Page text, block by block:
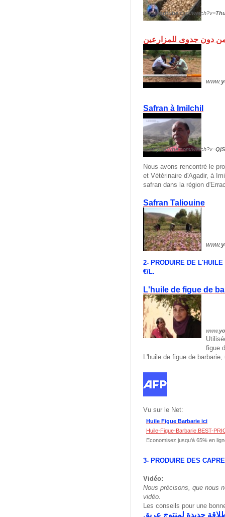
www.youtube.com/watch?v=
www.
Safran à Imilchil
www.youtube.com/watch?v=
Nous avons rencontré le
et Vétérinaire d'Agadir, à
safran dans la région
Safran Taliouine‬
www.
2- PRODUIRE DE
€/L.
L'huile de figue de
www.
figue
L'huile de figue de
Vu sur le Net:
Huile Figue Barbarie ici
Huile-Figue-Barbarie.BEST-
Economisez jusqu'à 65% en
3- PRODUIRE DES
Vidéo:
Nous précisons, que nous
vidéo.
Les conseils pour une